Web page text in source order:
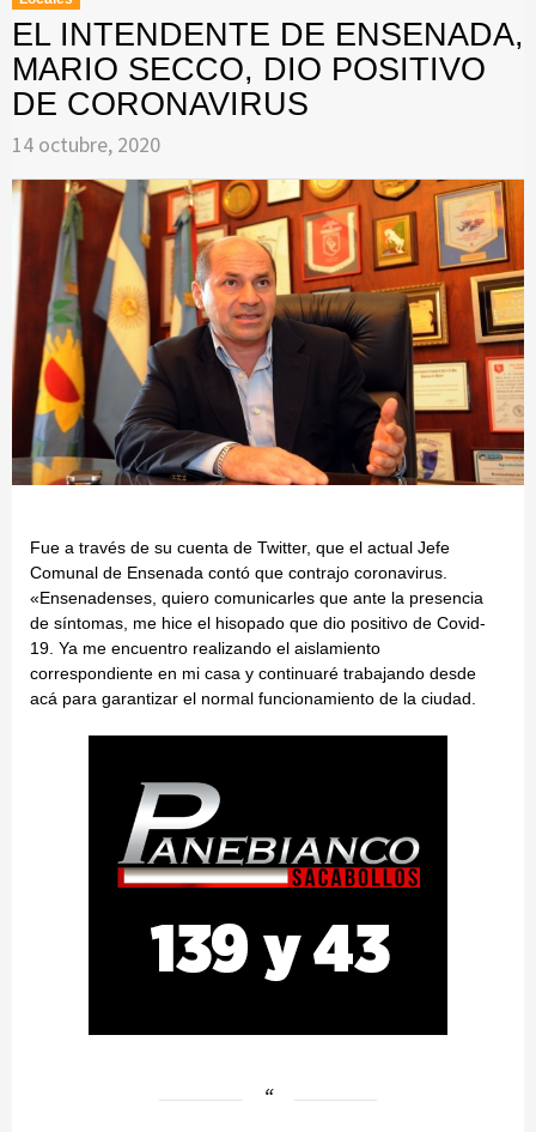
EL INTENDENTE DE ENSENADA,
MARIO SECCO, DIO POSITIVO
DE CORONAVIRUS
14 octubre, 2020
Fue a través de su cuenta de Twitter, que el actual Jefe
Comunal de Ensenada contó que contrajo coronavirus.
«Ensenadenses, quiero comunicarles que ante la presencia
de síntomas, me hice el hisopado que dio positivo de Covid-
19. Ya me encuentro realizando el aislamiento
correspondiente en mi casa y continuaré trabajando desde
acá para garantizar el normal funcionamiento de la ciudad.